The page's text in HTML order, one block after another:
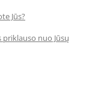
Jūs?
nuo Jūsų